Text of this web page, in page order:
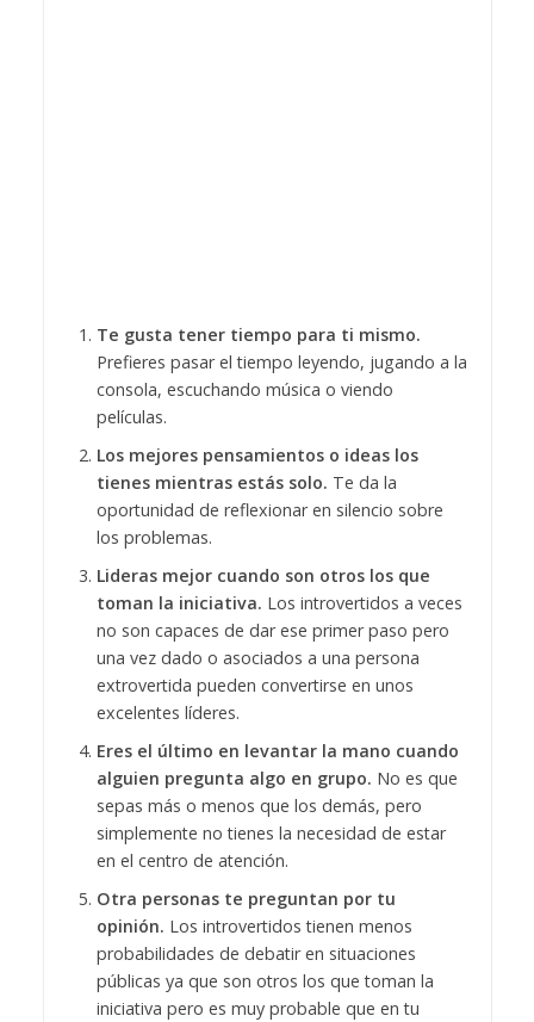
Te gusta tener tiempo para ti mismo.
Prefieres pasar el tiempo leyendo, jugando a la
consola, escuchando música o viendo
películas.
Los mejores pensamientos o ideas los
tienes mientras estás solo. Te da la
oportunidad de reflexionar en silencio sobre
los problemas.
Lideras mejor cuando son otros los que
toman la iniciativa. Los introvertidos a veces
no son capaces de dar ese primer paso pero
una vez dado o asociados a una persona
extrovertida pueden convertirse en unos
excelentes líderes.
Eres el último en levantar la mano cuando
alguien pregunta algo en grupo. No es que
sepas más o menos que los demás, pero
simplemente no tienes la necesidad de estar
en el centro de atención.
Otra personas te preguntan por tu
opinión. Los introvertidos tienen menos
probabilidades de debatir en situaciones
públicas ya que son otros los que toman la
iniciativa pero es muy probable que en tu